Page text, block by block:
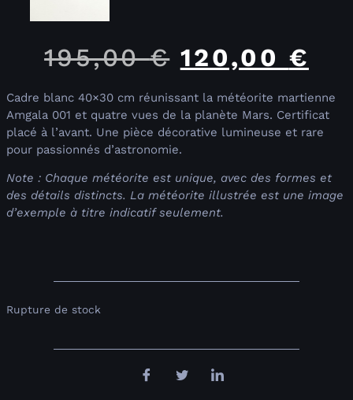
195,00€ 120,00 €
Cadre blanc 40×30 cm réunissant la météorite martienne
Amgala 001 et quatre vues de la planète Mars. Certificat
placé à l’avant. Une pièce décorative lumineuse et rare
pour passionnés d’astronomie.
Note : Chaque météorite est unique, avec des formes et
des détails distincts. La météorite illustrée est une image
d’exemple à titre indicatif seulement.
Rupture de stock